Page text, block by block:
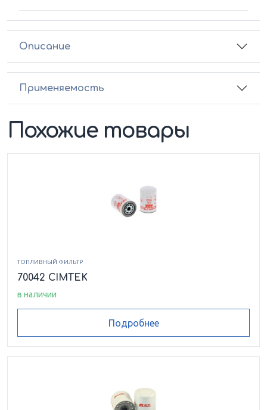
Описание
Применяемость
Похожие товары
ТОПЛИВНЫЙ ФИЛЬТР
70042 CIMTEK
в наличии
Подробнее